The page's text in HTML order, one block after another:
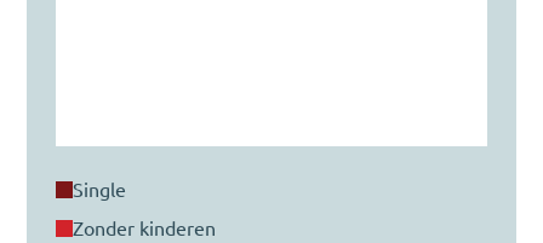
single
zonder kinderen